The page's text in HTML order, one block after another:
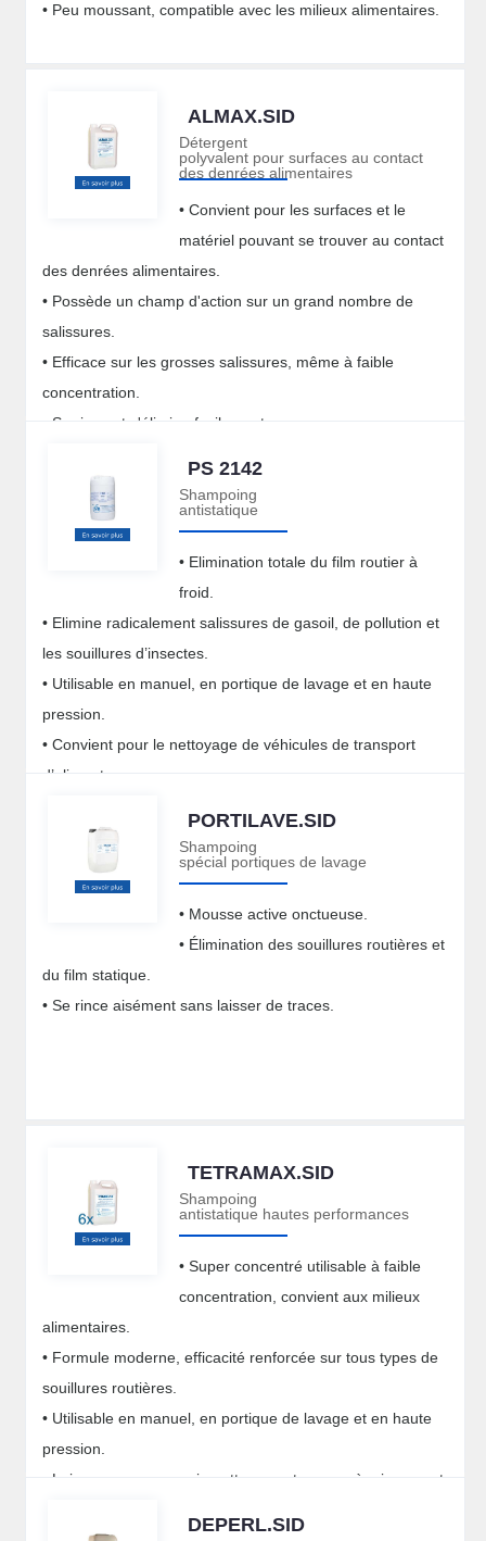
• Peu moussant, compatible avec les milieux alimentaires.
ALMAX.SID
Détergent
polyvalent pour surfaces au contact
des denrées alimentaires
• Convient pour les surfaces et le
matériel pouvant se trouver au contact
des denrées alimentaires.
• Possède un champ d'action sur un grand nombre de
salissures.
• Efficace sur les grosses salissures, même à faible
concentration.
• Se rince et s'élimine facilement.
PS 2142
Shampoing
antistatique
• Elimination totale du film routier à
froid.
• Elimine radicalement salissures de gasoil, de pollution et
les souillures d’insectes.
• Utilisable en manuel, en portique de lavage et en haute
pression.
• Convient pour le nettoyage de véhicules de transport
d’aliments.
PORTILAVE.SID
Shampoing
spécial portiques de lavage
• Mousse active onctueuse.
• Élimination des souillures routières et
du film statique.
• Se rince aisément sans laisser de traces.
TETRAMAX.SID
Shampoing
antistatique hautes performances
• Super concentré utilisable à faible
concentration, convient aux milieux
alimentaires.
• Formule moderne, efficacité renforcée sur tous types de
souillures routières.
• Utilisable en manuel, en portique de lavage et en haute
pression.
• Laisse une carrosserie nette, sans trace après rinçage et
DEPERL.SID